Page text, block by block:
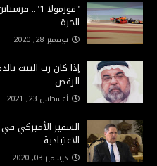
"فورمولا
الحرة
نوفمبر 28, 2020
إذا كان رب البيت
الرقص
أغسطس 23, 2021
السفير الأميركي
الاعتيادية
ديسمبر 03, 2020